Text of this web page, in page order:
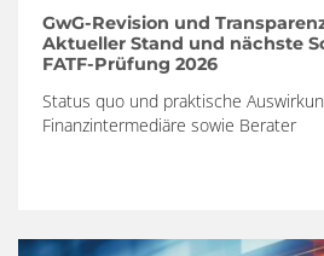
GwG-Revision und
Aktueller Stand und nächste
FATF-Prüfung 2026
Status quo und praktische
Finanzintermediäre sowie Berater